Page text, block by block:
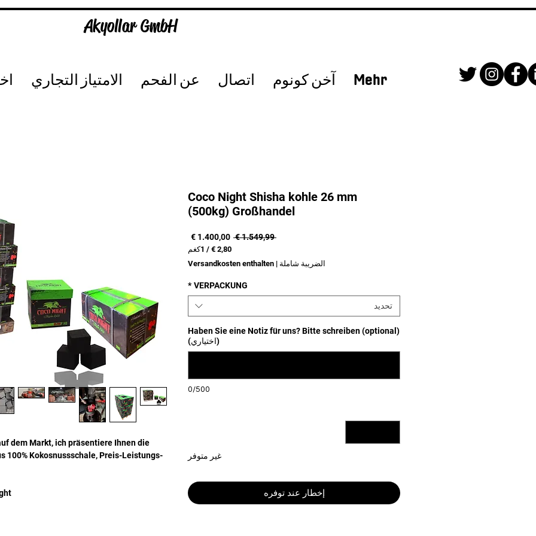
Akyollar GmbH
الامتياز التجاري عن الفحم اتصال آخن كونوم Mehr
dem Markt, ich präsentiere Ihnen die
100% Kokosnussschale, Preis-Leistungs-
Coco Night Shisha kohle 26 mm
(500kg) Großhandel
‏1.549,99 €
سعر
عادي
سعر
/ 1كغم
الضريبة شاملة |
Versandkosten enthalten
VERPACKUNG
*
تحديد
Haben Sie eine Notiz für uns? Bitte schreiben (optional)
(اختياري)
0/500
غير متوفر
إخطار عند توفره